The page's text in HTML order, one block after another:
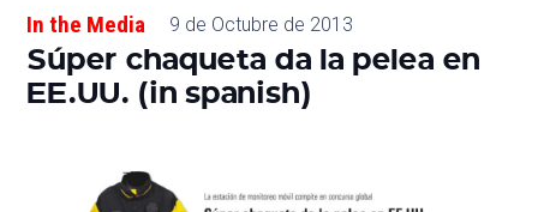
In the Media 9 de Octubre de 2013
Súper chaqueta da la pelea en
EE.UU. (in spanish)